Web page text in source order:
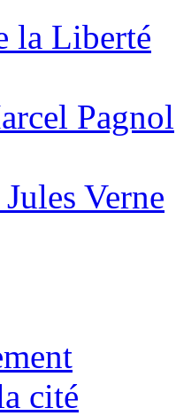
la Liberté
Pagnol
Verne
cité